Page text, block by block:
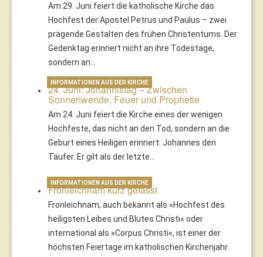
Am 29. Juni feiert die katholische Kirche das
Hochfest der Apostel Petrus und Paulus – zwei
prägende Gestalten des frühen Christentums. Der
Gedenktag erinnert nicht an ihre Todestage,
sondern an…
24. Juni: Johannistag – Zwischen
Sonnenwende, Feuer und Prophetie
Am 24. Juni feiert die Kirche eines der wenigen
Hochfeste, das nicht an den Tod, sondern an die
Geburt eines Heiligen erinnert: Johannes den
Täufer. Er gilt als der letzte…
INFORMATIONEN AUS DER KIRCHE
Fronleichnam kurz gefasst
Fronleichnam, auch bekannt als »Hochfest des
heiligsten Leibes und Blutes Christi« oder
international als »Corpus Christi«, ist einer der
höchsten Feiertage im katholischen Kirchenjahr.
INFORMATIONEN AUS DER KIRCHE